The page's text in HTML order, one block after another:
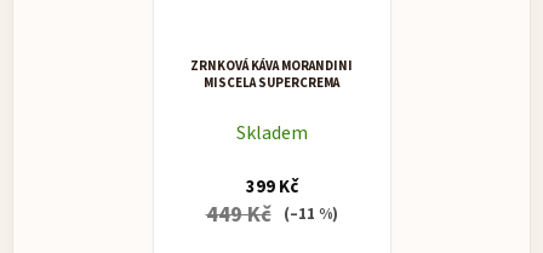
ZRNKOVÁ KÁVA MORANDINI
MISCELA SUPERCREMA
Skladem
399 Kč
449 Kč (–11 %)